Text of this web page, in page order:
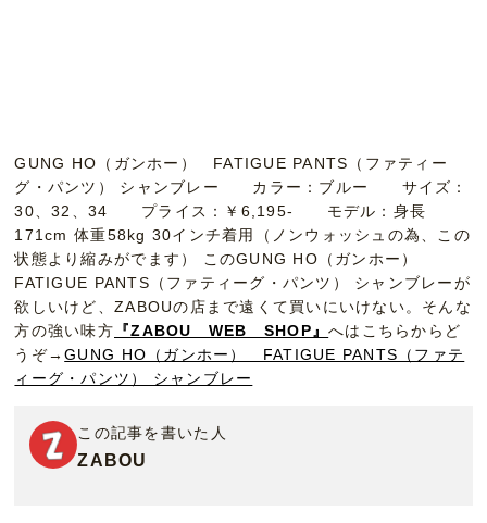
GUNG HO（ガンホー） FATIGUE PANTS（ファティー
グ・パンツ） シャンブレー カラー：ブルー サイズ：
30、32、34 プライス：￥6,195- モデル：身長
171cm 体重58kg 30インチ着用（ノンウォッシュの為、この
状態より縮みがでます） このGUNG HO（ガンホー）
FATIGUE PANTS（ファティーグ・パンツ） シャンブレーが
欲しいけど、ZABOUの店まで遠くて買いにいけない。そんな
方の強い味方 『ZABOU WEB SHOP』へはこちらからど
うぞ→GUNG HO（ガンホー） FATIGUE PANTS（ファテ
ィーグ・パンツ） シャンブレー
この記事を書いた人
ZABOU